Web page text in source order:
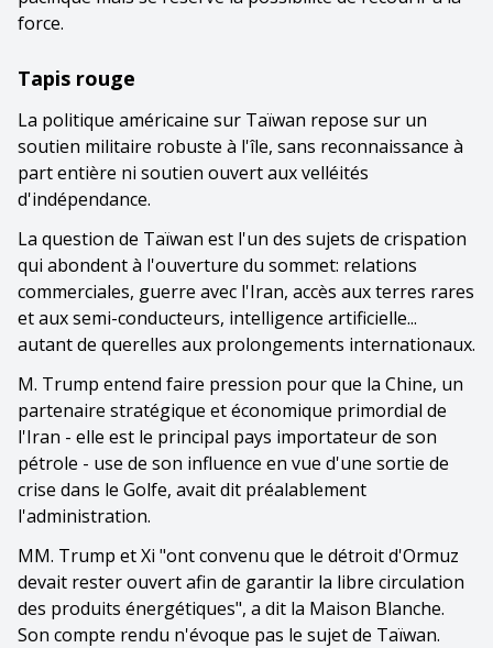
force.
Tapis rouge
La politique américaine sur Taïwan repose sur un
soutien militaire robuste à l'île, sans reconnaissance à
part entière ni soutien ouvert aux velléités
d'indépendance.
La question de Taïwan est l'un des sujets de crispation
qui abondent à l'ouverture du sommet: relations
commerciales, guerre avec l'Iran, accès aux terres rares
et aux semi-conducteurs, intelligence artificielle...
autant de querelles aux prolongements internationaux.
M. Trump entend faire pression pour que la Chine, un
partenaire stratégique et économique primordial de
l'Iran - elle est le principal pays importateur de son
pétrole - use de son influence en vue d'une sortie de
crise dans le Golfe, avait dit préalablement
l'administration.
MM. Trump et Xi "ont convenu que le détroit d'Ormuz
devait rester ouvert afin de garantir la libre circulation
des produits énergétiques", a dit la Maison Blanche.
Son compte rendu n'évoque pas le sujet de Taïwan.